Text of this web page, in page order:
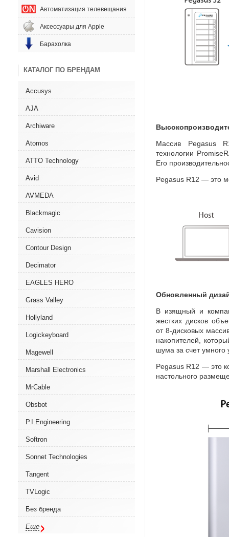
Автоматизация телевещания
Аксессуары для Apple
Барахолка
КАТАЛОГ ПО БРЕНДАМ
Accusys
AJA
Archiware
Atomos
ATTO Technology
Avid
AVMEDA
Blackmagic
Cavision
Contour Design
Decimator
EAGLES HERO
Grass Valley
Hollyland
Logickeyboard
Magewell
Marshall Electronics
MrCable
Obsbot
P.I.Engineering
Softron
Sonnet Technologies
Tangent
TVLogic
Без бренда
Еще
Массив Pegasus
технологии
Его
Pegasus R12 — это
Обновленный
В изящный и
жестких дисков
от 8-дисковых
накопителей
шума за счет
Pegasus R12 — это
настольного